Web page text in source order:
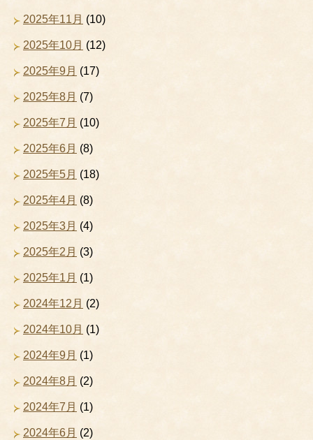
2025年11月 (10)
2025年10月 (12)
2025年9月 (17)
2025年8月 (7)
2025年7月 (10)
2025年6月 (8)
2025年5月 (18)
2025年4月 (8)
2025年3月 (4)
2025年2月 (3)
2025年1月 (1)
2024年12月 (2)
2024年10月 (1)
2024年9月 (1)
2024年8月 (2)
2024年7月 (1)
2024年6月 (2)